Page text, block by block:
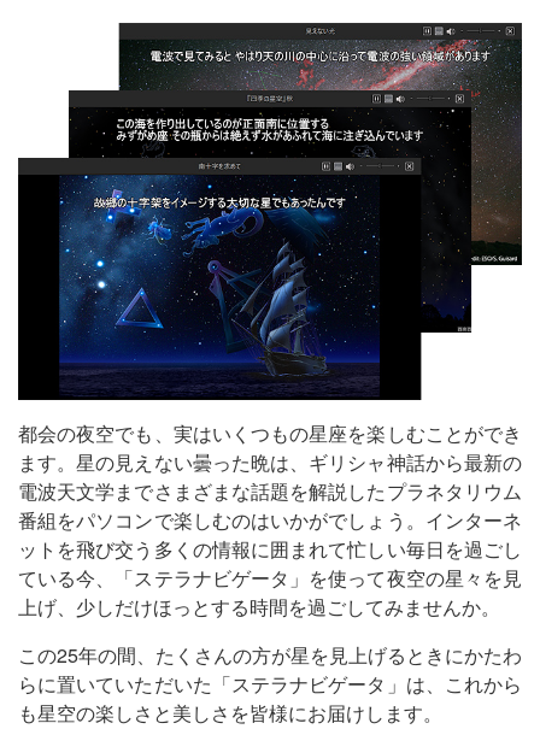
都会の夜空でも、実はいくつもの星座を楽しむことができ
ます。星の見えない曇った晩は、ギリシャ神話から最新の
電波天文学までさまざまな話題を解説したプラネタリウム
番組をパソコンで楽しむのはいかがでしょう。インターネ
ットを飛び交う多くの情報に囲まれて忙しい毎日を過ごし
ている今、「ステラナビゲータ」を使って夜空の星々を見
上げ、少しだけほっとする時間を過ごしてみませんか。
この25年の間、たくさんの方が星を見上げるときにかたわ
らに置いていただいた「ステラナビゲータ」は、これから
も星空の楽しさと美しさを皆様にお届けします。